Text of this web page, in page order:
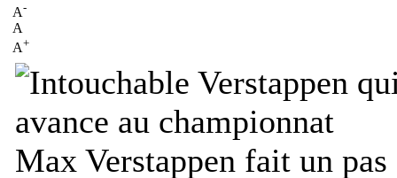
A-
A
A+
Max Verstappen fait un